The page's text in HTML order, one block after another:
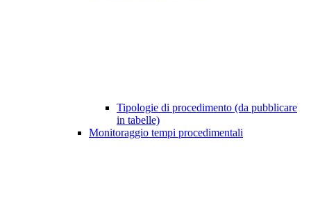
Tipologie di procedimento (da pubblicare
in tabelle)
Monitoraggio tempi procedimentali